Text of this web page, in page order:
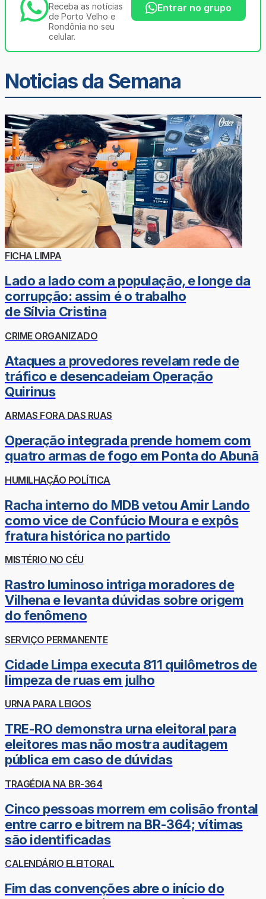
Receba as notícias
de Porto Velho e
Rondônia no seu
celular.
Entrar no grupo
Noticias da Semana
FICHA LIMPA
Lado a lado com a população, e longe da
corrupção: assim é o trabalho
de Sílvia Cristina
CRIME ORGANIZADO
Ataques a provedores revelam rede de
tráfico e desencadeiam Operação
Quirinus
ARMAS FORA DAS RUAS
Operação integrada prende homem com
quatro armas de fogo em Ponta do Abunã
HUMILHAÇÃO POLÍTICA
Racha interno do MDB vetou Amir Lando
como vice de Confúcio Moura e expôs
fratura histórica no partido
MISTÉRIO NO CÉU
Rastro luminoso intriga moradores de
Vilhena e levanta dúvidas sobre origem
do fenômeno
SERVIÇO PERMANENTE
Cidade Limpa executa 811 quilômetros de
limpeza de ruas em julho
URNA PARA LEIGOS
TRE-RO demonstra urna eleitoral para
eleitores mas não mostra auditagem
pública em caso de dúvidas
TRAGÉDIA NA BR-364
Cinco pessoas morrem em colisão frontal
entre carro e bitrem na BR-364; vítimas
são identificadas
CALENDÁRIO ELEITORAL
Fim das convenções abre o início do